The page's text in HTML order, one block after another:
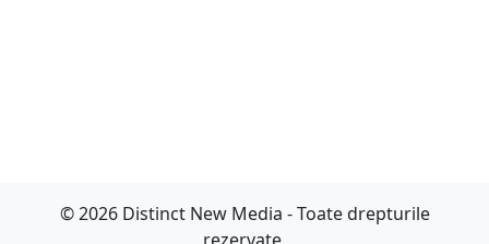
© 2026 Distinct New Media - Toate drepturile